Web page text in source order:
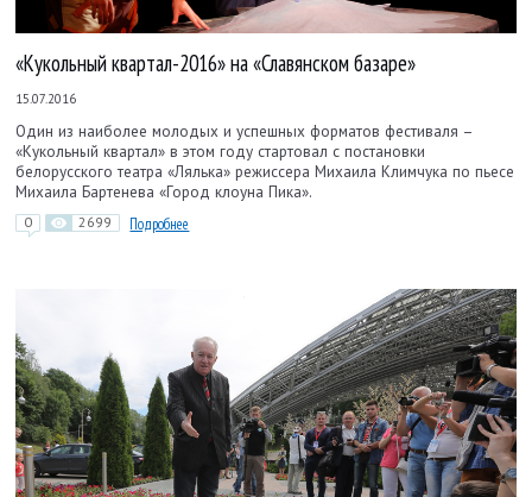
«Кукольный квартал-2016» на «Славянском базаре»
15.07.2016
Один из наиболее молодых и успешных форматов фестиваля –
«Кукольный квартал» в этом году стартовал с постановки
белорусского театра «Лялька» режиссера Михаила Климчука по пьесе
Михаила Бартенева «Город клоуна Пика».
0 2699 Подробнее